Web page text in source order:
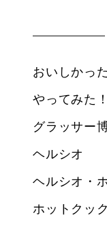
おいしかっ
やってみた！
グラッサー
ヘルシオ
ヘルシオ・
ホットクック